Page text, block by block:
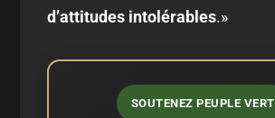
d’attitudes intolérables.»
SOUTENEZ PEUPLE VERT